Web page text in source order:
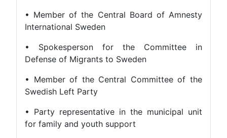
• Member of the Central Board of Amnesty
International Sweden
• Spokesperson for the Committee in
Defense of Migrants to Sweden
• Member of the Central Committee of the
Swedish Left Party
• Party representative in the municipal unit
for family and youth support